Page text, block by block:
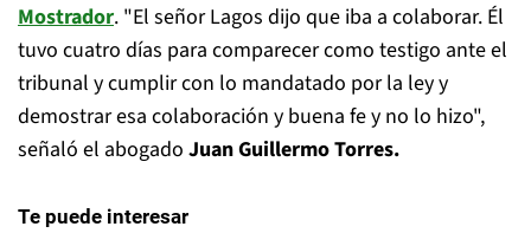
Mostrador. "El señor Lagos dijo que iba a colaborar. Él
tuvo cuatro días para comparecer como testigo ante el
tribunal y cumplir con lo mandatado por la ley y
demostrar esa colaboración y buena fe y no lo hizo",
señaló el abogado Juan Guillermo Torres.
Te puede interesar